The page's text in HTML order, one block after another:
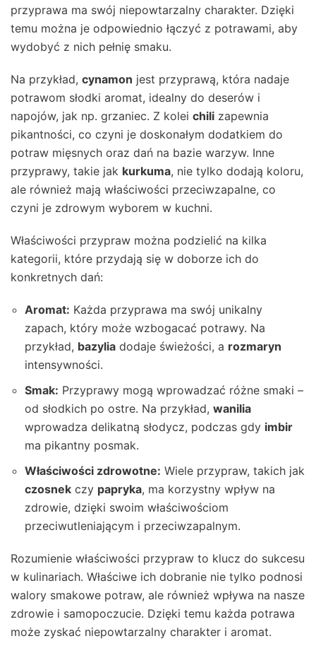
przyprawa ma swój niepowtarzalny charakter. Dzięki
temu można je odpowiednio łączyć z potrawami, aby
wydobyć z nich pełnię smaku.
Na przykład, cynamon jest przyprawą, która nadaje
potrawom słodki aromat, idealny do deserów i
napojów, jak np. grzaniec. Z kolei chili zapewnia
pikantności, co czyni je doskonałym dodatkiem do
potraw mięsnych oraz dań na bazie warzyw. Inne
przyprawy, takie jak kurkuma, nie tylko dodają koloru,
ale również mają właściwości przeciwzapalne, co
czyni je zdrowym wyborem w kuchni.
Właściwości przypraw można podzielić na kilka
kategorii, które przydają się w doborze ich do
konkretnych dań:
Aromat: Każda przyprawa ma swój unikalny
zapach, który może wzbogacać potrawy. Na
przykład, bazylia dodaje świeżości, a rozmaryn
intensywności.
Smak: Przyprawy mogą wprowadzać różne smaki –
od słodkich po ostre. Na przykład, wanilia
wprowadza delikatną słodycz, podczas gdy imbir
ma pikantny posmak.
Właściwości zdrowotne: Wiele przypraw, takich jak
czosnek czy papryka, ma korzystny wpływ na
zdrowie, dzięki swoim właściwościom
przeciwutleniającym i przeciwzapalnym.
Rozumienie właściwości przypraw to klucz do sukcesu
w kulinariach. Właściwe ich dobranie nie tylko podnosi
walory smakowe potraw, ale również wpływa na nasze
zdrowie i samopoczucie. Dzięki temu każda potrawa
może zyskać niepowtarzalny charakter i aromat.